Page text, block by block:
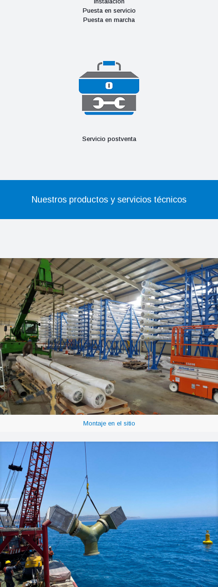
Puesta en servicio
Puesta en marcha
Servicio postventa
Nuestros productos y servicios técnicos
Montaje en el sitio